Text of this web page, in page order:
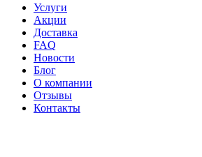
Услуги
Акции
Доставка
FAQ
Новости
Блог
О компании
Отзывы
Контакты